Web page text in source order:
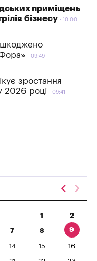
приміщень
бізнесу
10:00
09:49
зростання
2026 році
09:41
1 2
7 8 9
14 15 16